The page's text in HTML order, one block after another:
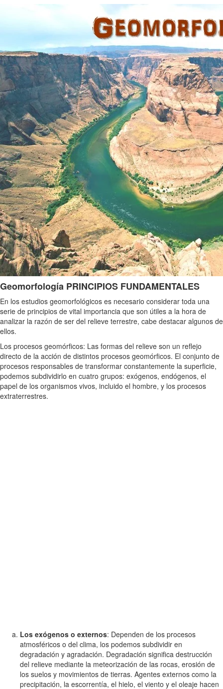
Geomorfología PRINCIPIOS FUNDAMENTALES
En los estudios geomorfológicos es necesario considerar toda una
serie de principios de vital importancia que son útiles a la hora de
analizar la razón de ser del relieve terrestre, cabe destacar algunos de
ellos.
Los procesos geomórficos: Las formas del relieve son un reflejo
directo de la acción de distintos procesos geomórficos. El conjunto de
procesos responsables de transformar constantemente la superficie,
podemos subdividirlo en cuatro grupos: exógenos, endógenos, el
papel de los organismos vivos, incluido el hombre, y los procesos
extraterrestres.
Los exógenos o externos: Dependen de los procesos
atmosféricos o del clima, los podemos subdividir en
degradación y agradación. Degradación significa destrucción
del relieve mediante la meteorización de las rocas, erosión de
los suelos y movimientos de tierras. Agentes externos como la
precipitación, la escorrentía, el hielo, el viento y el oleaje hacen